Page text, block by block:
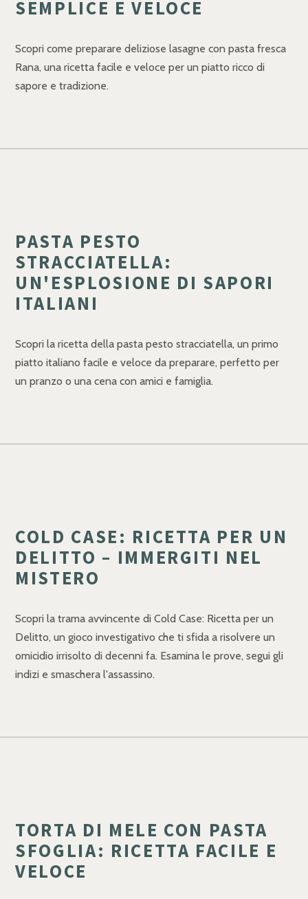
SEMPLICE E VELOCE
Scopri come preparare deliziose lasagne con pasta fresca
Rana, una ricetta facile e veloce per un piatto ricco di
sapore e tradizione.
PASTA PESTO
STRACCIATELLA:
UN'ESPLOSIONE DI SAPORI
ITALIANI
Scopri la ricetta della pasta pesto stracciatella, un primo
piatto italiano facile e veloce da preparare, perfetto per
un pranzo o una cena con amici e famiglia.
COLD CASE: RICETTA PER UN
DELITTO – IMMERGITI NEL
MISTERO
Scopri la trama avvincente di Cold Case: Ricetta per un
Delitto, un gioco investigativo che ti sfida a risolvere un
omicidio irrisolto di decenni fa. Esamina le prove, segui gli
indizi e smaschera l'assassino.
TORTA DI MELE CON PASTA
SFOGLIA: RICETTA FACILE E
VELOCE